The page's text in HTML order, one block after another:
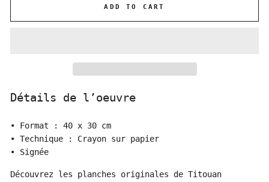
ADD TO CART
Détails de l’oeuvre
• Format : 40 x 30 cm
• Technique : Crayon sur papier
• Signée
Découvrez les planches originales de Titouan